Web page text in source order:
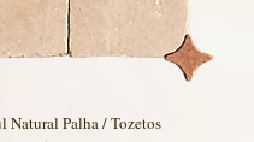
Natural Palha / Tozetos